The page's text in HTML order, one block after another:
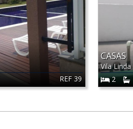
REF 39
CASAS
Vila Linda
2